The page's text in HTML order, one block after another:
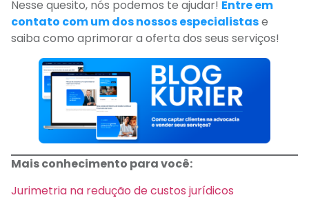
Nesse quesito, nós podemos te ajudar! Entre em
contato com um dos nossos especialistase
saiba como aprimorar a oferta dos seus serviços!
Mais conhecimento para você:
Jurimetria na redução de custos jurídicos